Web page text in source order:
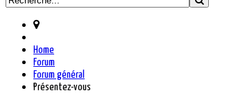
Home
Forum
Forum général
Présentez-vous